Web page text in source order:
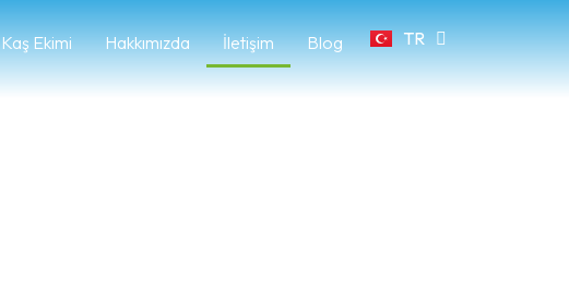
Kaş Ekimi Hakkımızda İletişim Blog TR
FR